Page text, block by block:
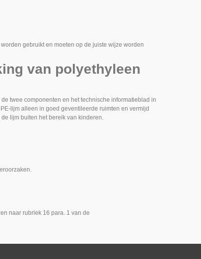
gebruikt en moeten op de juiste wijze worden
van polyethyleen
twee componenten en het technische informatieblad in
lijm alleen in goed geventileerde ruimten en vermijd
lijm buiten het bereik van kinderen.
naar rubriek 16 para. 1 van de